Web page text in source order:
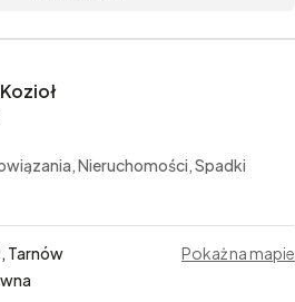
Nieruchomości, Spadki
Tarnów
Pokaż na mapie